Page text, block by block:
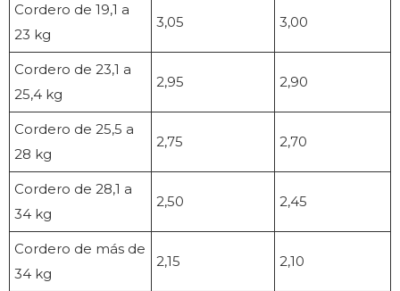
Cordero de 19,1 a
23 kg
3,05 3,00
Cordero de 23,1 a
25,4 kg
2,95 2,90
Cordero de 25,5 a
28 kg
2,75 2,70
Cordero de 28,1 a
34 kg
2,50 2,45
Cordero de más de
34 kg
2,15 2,10